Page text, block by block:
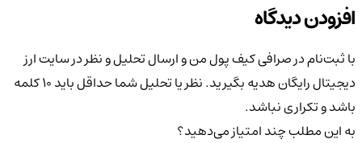
افزودن دیدگاه
با ثبت‌نام در صرافی کیف پول من و ارسال تحلیل و نظر در سایت ارز
دیجیتال رایگان هدیه بگیرید. نظر یا تحلیل شما حداقل باید ۱۰ کلمه
باشد و تکراری نباشد.
به این مطلب چند امتیاز می‌دهید؟